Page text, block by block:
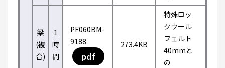
梁
(複
合)
1
時
間
PF060BM-
9188
pdf
273.4KB
特殊ロッ
クウール
フェルト
40mmと
の